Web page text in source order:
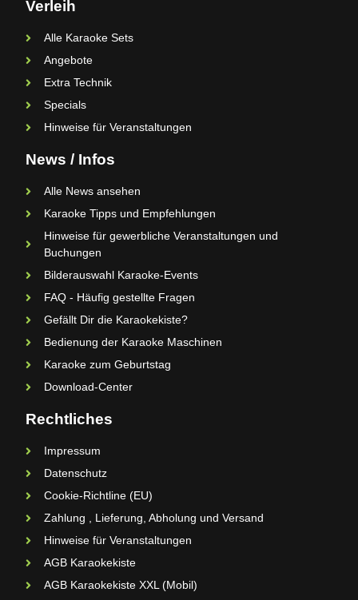
Verleih
Alle Karaoke Sets
Angebote
Extra Technik
Specials
Hinweise für Veranstaltungen
News / Infos
Alle News ansehen
Karaoke Tipps und Empfehlungen
Hinweise für gewerbliche Veranstaltungen und
Buchungen
Bilderauswahl Karaoke-Events
FAQ - Häufig gestellte Fragen
Gefällt Dir die Karaokekiste?
Bedienung der Karaoke Maschinen
Karaoke zum Geburtstag
Download-Center
Rechtliches
Impressum
Datenschutz
Cookie-Richtline (EU)
Zahlung , Lieferung, Abholung und Versand
Hinweise für Veranstaltungen
AGB Karaokekiste
AGB Karaokekiste XXL (Mobil)